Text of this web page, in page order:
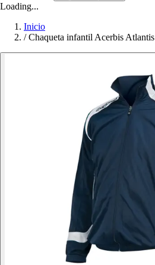
Loading...
Inicio
/ Chaqueta infantil Acerbis Atlantis